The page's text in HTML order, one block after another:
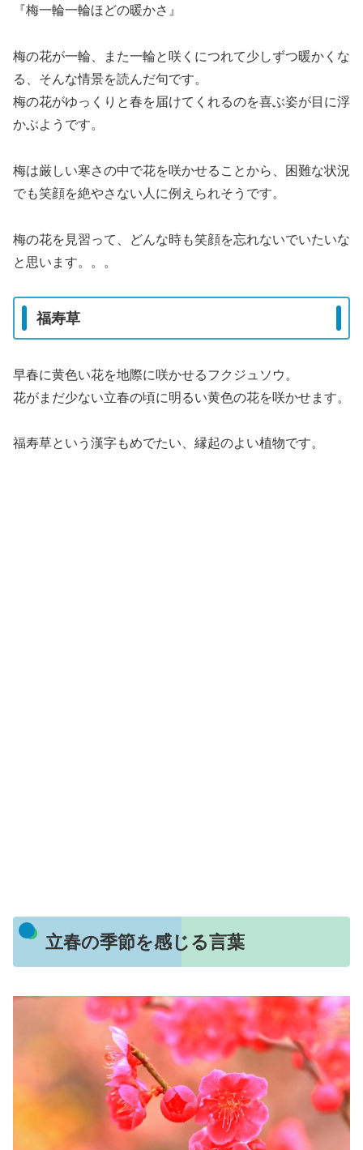
『梅一輪一輪ほどの暖かさ』
梅の花が一輪、また一輪と咲くにつれて少しずつ暖かくな
る、そんな情景を読んだ句です。
梅の花がゆっくりと春を届けてくれるのを喜ぶ姿が目に浮
かぶようです。
梅は厳しい寒さの中で花を咲かせることから、困難な状況
でも笑顔を絶やさない人に例えられそうです。
梅の花を見習って、どんな時も笑顔を忘れないでいたいな
と思います。。。
福寿草
早春に黄色い花を地際に咲かせるフクジュソウ。
花がまだ少ない立春の頃に明るい黄色の花を咲かせます。
福寿草という漢字もめでたい、縁起のよい植物です。
立春の季節を感じる言葉